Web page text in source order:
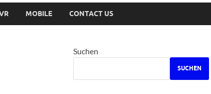
MOBILE CONTACT US
Suchen
SUCHEN